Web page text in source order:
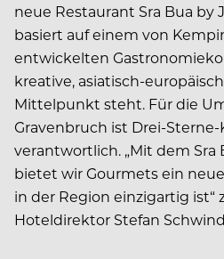
neue Restaurant Sra Bua by
basiert auf einem von
entwickelten
kreative, asiatisch-
Mittelpunkt steht. Für die
Gravenbruch ist Drei-
verantwortlich. „Mit dem Sra
bietet wir Gourmets ein
in der Region einzigartig ist“
Hoteldirektor Stefan